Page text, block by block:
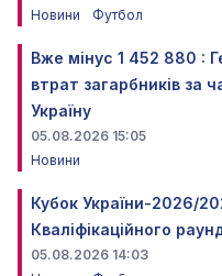
Новини
Футбол
Вже мінус 1 452 880 :
втрат загарбників за
Україну
05.08.2026 15:05
Новини
Кубок України-2026/
Кваліфікаційного
05.08.2026 14:03